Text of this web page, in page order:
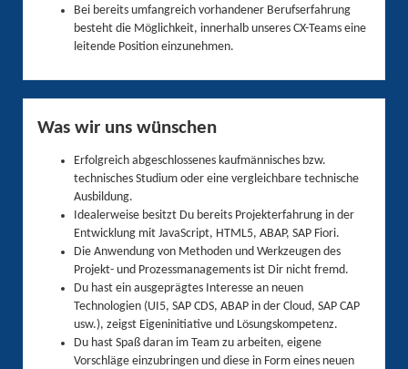
Bei bereits umfangreich vorhandener Berufserfahrung
besteht die Möglichkeit, innerhalb unseres CX-Teams eine
leitende Position einzunehmen.
Was wir uns wünschen
Erfolgreich abgeschlossenes kaufmännisches bzw.
technisches Studium oder eine vergleichbare technische
Ausbildung.
Idealerweise besitzt Du bereits Projekterfahrung in der
Entwicklung mit JavaScript, HTML5, ABAP, SAP Fiori.
Die Anwendung von Methoden und Werkzeugen des
Projekt- und Prozessmanagements ist Dir nicht fremd.
Du hast ein ausgeprägtes Interesse an neuen
Technologien (UI5, SAP CDS, ABAP in der Cloud, SAP CAP
usw.), zeigst Eigeninitiative und Lösungskompetenz.
Du hast Spaß daran im Team zu arbeiten, eigene
Vorschläge einzubringen und diese in Form eines neuen